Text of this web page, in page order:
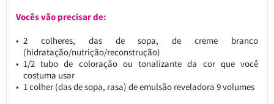
Vocês vão precisar de:
2 colheres, das de sopa, de creme branco
(hidratação/nutrição/reconstrução)
1/2 tubo de coloração ou tonalizante da cor que você
costuma usar
1 colher (das de sopa, rasa) de emulsão reveladora 9 volumes